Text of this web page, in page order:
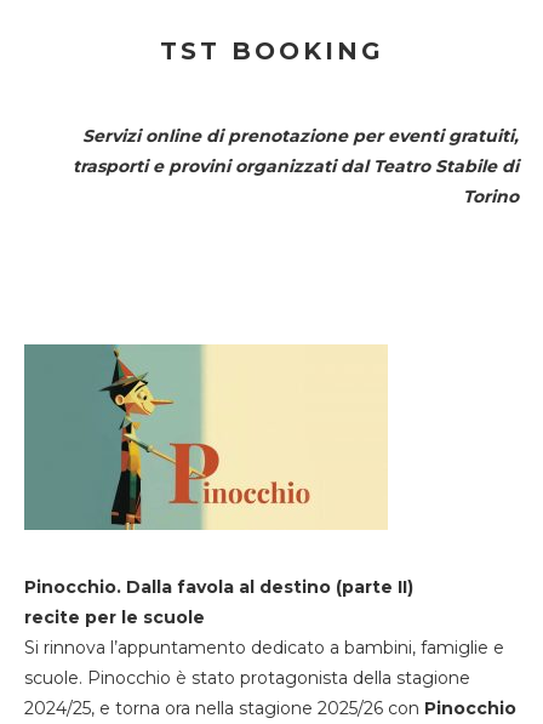
TST BOOKING
Servizi online di prenotazione per eventi gratuiti,
trasporti e provini organizzati dal Teatro Stabile di
Torino
Pinocchio. Dalla favola al destino (parte II)
recite per le scuole
Si rinnova l’appuntamento dedicato a bambini, famiglie e
scuole. Pinocchio è stato protagonista della stagione
2024/25, e torna ora nella stagione 2025/26 con Pinocchio